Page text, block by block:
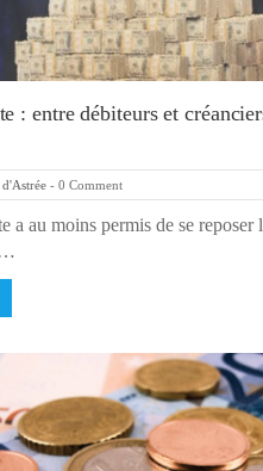
: entre débiteurs et
- 0 Comment
a au moins permis de se reposer